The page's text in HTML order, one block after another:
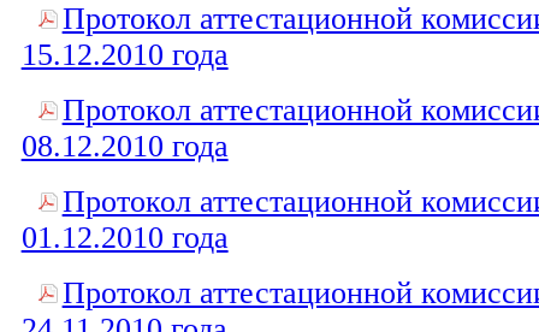
Протокол аттестационной
15.12.2010 года
Протокол аттестационной
08.12.2010 года
Протокол аттестационной
01.12.2010 года
Протокол аттестационной